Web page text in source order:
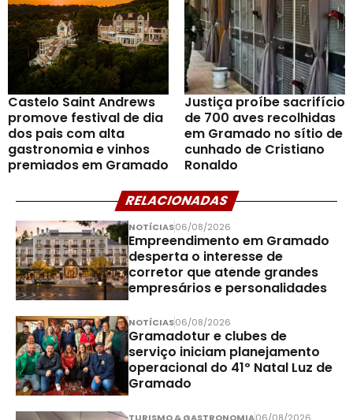
Castelo Saint Andrews
promove festival de dia
dos pais com alta
gastronomia e vinhos
premiados em Gramado
Justiça proíbe sacrifício
de 700 aves recolhidas
em Gramado no sítio de
cunhado de Cristiano
Ronaldo
RELACIONADAS
NOTÍCIAS06/08/2026
Empreendimento em Gramado
desperta o interesse de
corretor que atende grandes
empresários e personalidades
NOTÍCIAS06/08/2026
Gramadotur e clubes de
serviço iniciam planejamento
operacional do 41º Natal Luz de
Gramado